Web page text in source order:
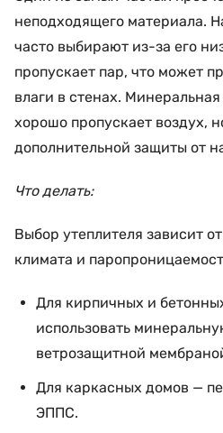
неподходящего материала.
часто выбирают из-за его
пропускает пар, что может
влаги в стенах.
хорошо пропускает воздух,
дополнительной защиты от
Что делать:
Выбор утеплителя зависит
климата и
Для кирпичных и
использовать
ветрозащитной
Для каркасных домов —
ЭППС.